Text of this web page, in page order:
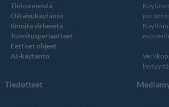
Tietoa meistä
Oikaisukäytäntö
Ilmoita virheestä
Toimitusperiaatteet
Eettiset ohjeet
AI-käytäntö
löytyy
Tiedotteet